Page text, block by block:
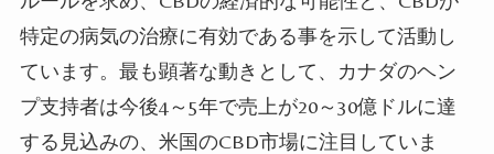
特定の病気の治療に有効である事を示して活動し
ています。最も顕著な動きとして、カナダのヘン
プ支持者は今後4～5年で売上が20～30億ドルに達
する見込みの、 米国のCBD市場に注目していま